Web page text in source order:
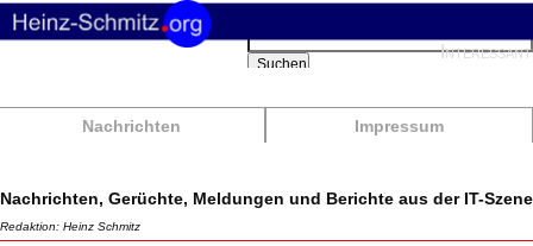
Nachrichten Impressum
Suchbegriffe
Suchen
Nachrichten, Gerüchte, Meldungen und Berichte aus der IT-Szene
Redaktion: Heinz Schmitz